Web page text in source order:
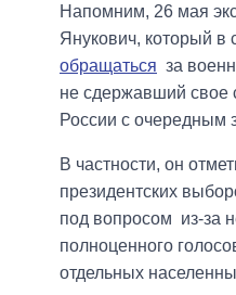
Напомним, 26 мая
Янукович, который в
обращаться за
не сдержавший свое
России с очередным
В частности, он
президентских
под вопросом из-за
полноценного
отдельных